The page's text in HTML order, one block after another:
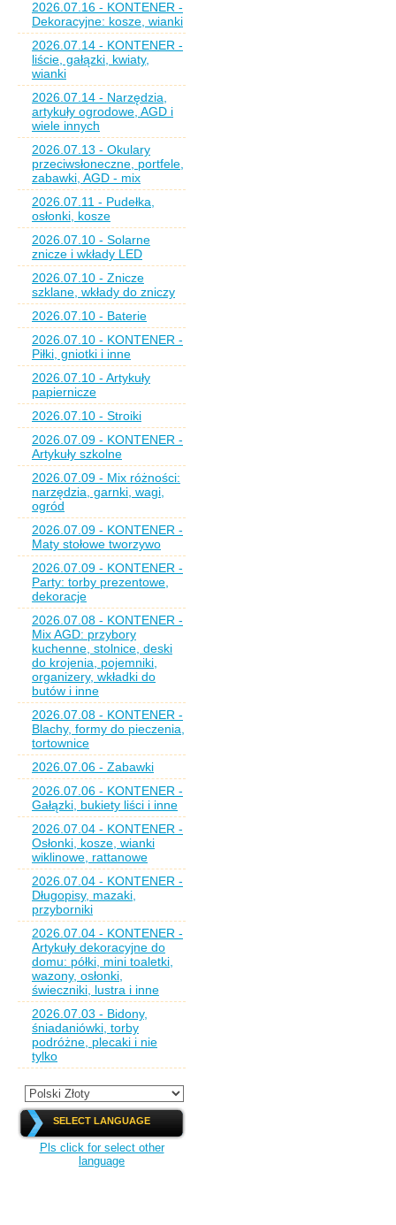
2026.07.16 - KONTENER -
Dekoracyjne: kosze, wianki
2026.07.14 - KONTENER -
liście, gałązki, kwiaty,
wianki
2026.07.14 - Narzędzia,
artykuły ogrodowe, AGD i
wiele innych
2026.07.13 - Okulary
przeciwsłoneczne, portfele,
zabawki, AGD - mix
2026.07.11 - Pudełka,
osłonki, kosze
2026.07.10 - Solarne
znicze i wkłady LED
2026.07.10 - Znicze
szklane, wkłady do zniczy
2026.07.10 - Baterie
2026.07.10 - KONTENER -
Piłki, gniotki i inne
2026.07.10 - Artykuły
papiernicze
2026.07.10 - Stroiki
2026.07.09 - KONTENER -
Artykuły szkolne
2026.07.09 - Mix różności:
narzędzia, garnki, wagi,
ogród
2026.07.09 - KONTENER -
Maty stołowe tworzywo
2026.07.09 - KONTENER -
Party: torby prezentowe,
dekoracje
2026.07.08 - KONTENER -
Mix AGD: przybory
kuchenne, stolnice, deski
do krojenia, pojemniki,
organizery, wkładki do
butów i inne
2026.07.08 - KONTENER -
Blachy, formy do pieczenia,
tortownice
2026.07.06 - Zabawki
2026.07.06 - KONTENER -
Gałązki, bukiety liści i inne
2026.07.04 - KONTENER -
Osłonki, kosze, wianki
wiklinowe, rattanowe
2026.07.04 - KONTENER -
Długopisy, mazaki,
przyborniki
2026.07.04 - KONTENER -
Artykuły dekoracyjne do
domu: półki, mini toaletki,
wazony, osłonki,
świeczniki, lustra i inne
2026.07.03 - Bidony,
śniadaniówki, torby
podróżne, plecaki i nie
tylko
SELECT LANGUAGE
Pls click for select other
language